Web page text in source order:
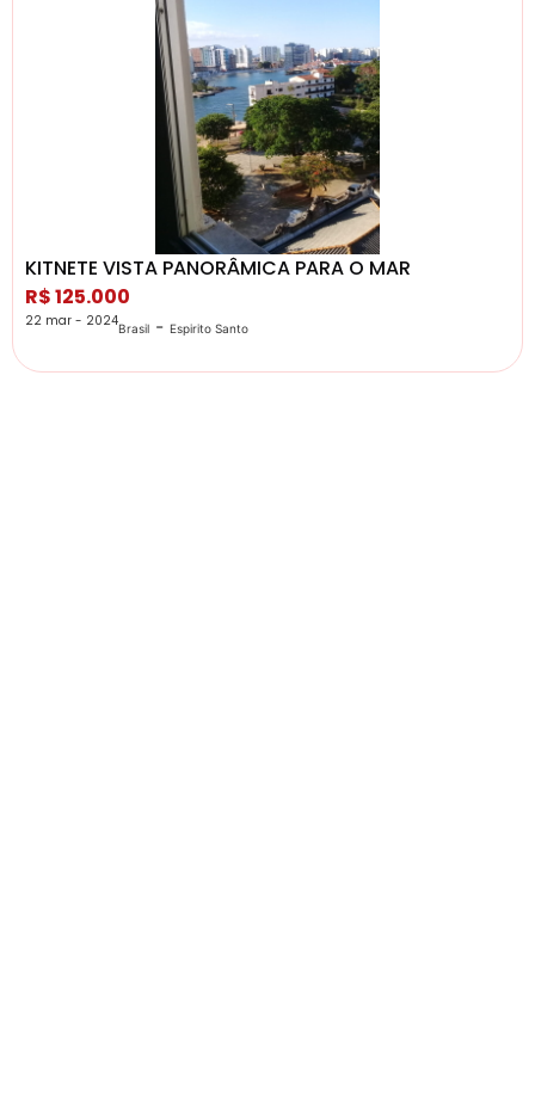
KITNETE VISTA PANORÂMICA PARA O MAR
R$ 125.000
22 mar - 2024Brasil - Espirito Santo